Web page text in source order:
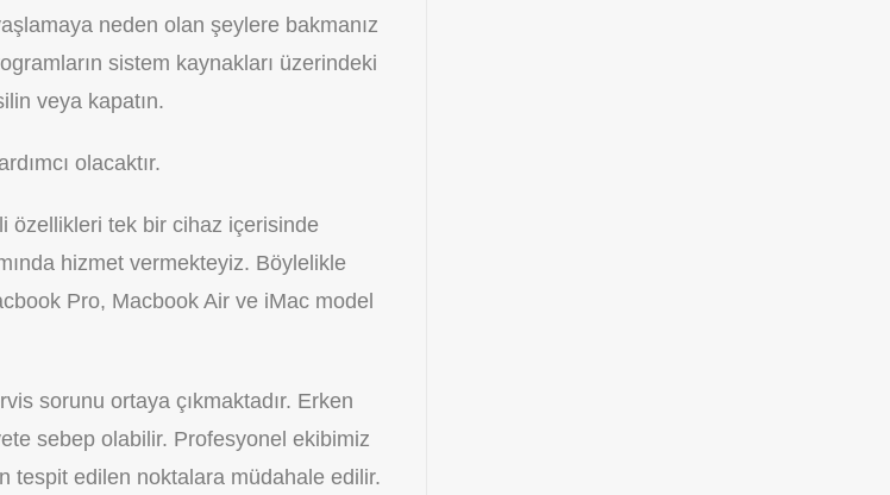
neden olan şeylere bakmanız
sistem kaynakları üzerindeki
veya kapatın.
olacaktır.
özellikleri tek bir cihaz içerisinde
hizmet vermekteyiz. Böylelikle
Pro, Macbook Air ve iMac model
sorunu ortaya çıkmaktadır. Erken
sebep olabilir. Profesyonel ekibimiz
tespit edilen noktalara müdahale edilir.